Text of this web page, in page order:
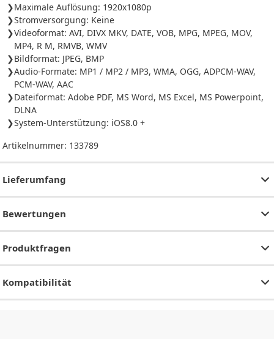
Maximale Auflösung: 1920x1080p
Stromversorgung: Keine
Videoformat: AVI, DIVX MKV, DATE, VOB, MPG, MPEG, MOV,
MP4, R M, RMVB, WMV
Bildformat: JPEG, BMP
Audio-Formate: MP1 / MP2 / MP3, WMA, OGG, ADPCM-WAV,
PCM-WAV, AAC
Dateiformat: Adobe PDF, MS Word, MS Excel, MS Powerpoint,
DLNA
System-Unterstützung: iOS8.0 +
Artikelnummer: 133789
Lieferumfang
Bewertungen
Produktfragen
Kompatibilität